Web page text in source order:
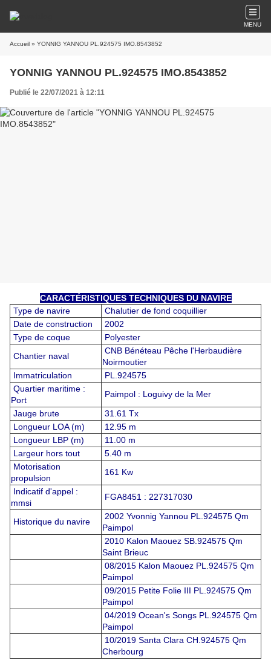
MENU
Accueil » YONNIG YANNOU PL.924575 IMO.8543852
YONNIG YANNOU PL.924575 IMO.8543852
Publié le 22/07/2021 à 12:11
CARACTÉRISTIQUES TECHNIQUES DU NAVIRE
Type de navire
Chalutier de fond coquillier
Date de construction
2002
Type de coque
Polyester
Chantier naval
CNB Bénéteau Pêche l'Herbaudière
Noirmoutier
Immatriculation
PL.924575
Quartier maritime :
Port
Paimpol : Loguivy de la Mer
Jauge brute
31.61 Tx
Longueur LOA (m)
12.95 m
Longueur LBP (m)
11.00 m
Largeur hors tout
5.40 m
Motorisation
propulsion
161 Kw
Indicatif d'appel :
mmsi
FGA8451 : 227317030
Historique du navire
2002 Yvonnig Yannou PL.924575 Qm
Paimpol
2010 Kalon Maouez SB.924575 Qm
Saint Brieuc
08/2015 Kalon Maouez PL.924575 Qm
Paimpol
09/2015 Petite Folie III PL.924575 Qm
Paimpol
04/2019 Ocean's Songs PL.924575 Qm
Paimpol
10/2019 Santa Clara CH.924575 Qm
Cherbourg